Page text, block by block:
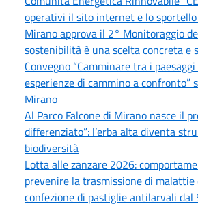
operativi il sito internet e lo
Mirano approva il 2° Monitoraggio
sostenibilità è una scelta concreta e
Convegno “Camminare tra i
esperienze di cammino a confronto”
Mirano
Al Parco Falcone di Mirano nasce il
differenziato”: l’erba alta diventa
biodiversità
Lotta alle zanzare 2026:
prevenire la trasmissione di malattie
confezione di pastiglie antilarvali dal